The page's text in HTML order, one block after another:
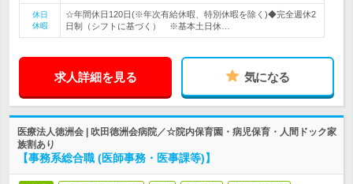
休日
休暇
☆年間休日120日(※年次有給休暇、特別休暇を除く)◆完全週休2
日制（シフトに基づく） ※基本土日休…
求人詳細を見る 気になる
医療法人徳洲会 | 吹田徳洲会病院／☆院内保育園・病児保育・人間ドック家
族割あり
【事務系総合職 (医師事務・医事課等)】